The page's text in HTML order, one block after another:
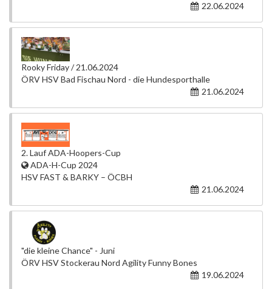
22.06.2024
Rooky Friday / 21.06.2024
ÖRV HSV Bad Fischau Nord - die Hundesporthalle
21.06.2024
2. Lauf ADA-Hoopers-Cup
ADA-H-Cup 2024
HSV FAST & BARKY – ÖCBH
21.06.2024
"die kleine Chance" - Juni
ÖRV HSV Stockerau Nord Agility Funny Bones
19.06.2024